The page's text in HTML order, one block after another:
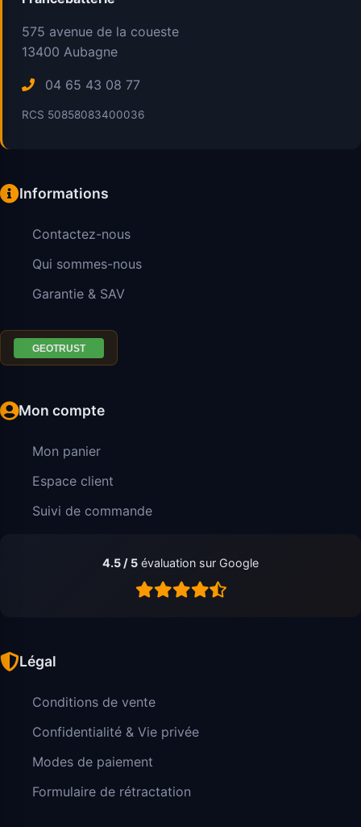
575 avenue de la coueste
13400 Aubagne
04 65 43 08 77
RCS 50858083400036
Informations
Contactez-nous
Qui sommes-nous
Garantie & SAV
Mon compte
Mon panier
Espace client
Suivi de commande
4.5 / 5 évaluation sur Google
Légal
Conditions de vente
Confidentialité & Vie privée
Modes de paiement
Formulaire de rétractation